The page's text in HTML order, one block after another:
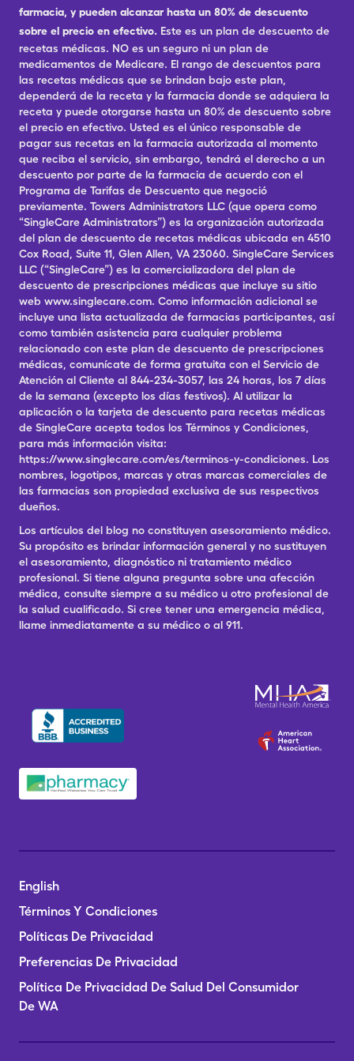
farmacia, y pueden alcanzar hasta un 80% de descuento
sobre el precio en efectivo. Este es un plan de descuento de
recetas médicas. NO es un seguro ni un plan de
medicamentos de Medicare. El rango de descuentos para
las recetas médicas que se brindan bajo este plan,
dependerá de la receta y la farmacia donde se adquiera la
receta y puede otorgarse hasta un 80% de descuento sobre
el precio en efectivo. Usted es el único responsable de
pagar sus recetas en la farmacia autorizada al momento
que reciba el servicio, sin embargo, tendrá el derecho a un
descuento por parte de la farmacia de acuerdo con el
Programa de Tarifas de Descuento que negoció
previamente. Towers Administrators LLC (que opera como
“SingleCare Administrators”) es la organización autorizada
del plan de descuento de recetas médicas ubicada en 4510
Cox Road, Suite 11, Glen Allen, VA 23060. SingleCare Services
LLC (“SingleCare”) es la comercializadora del plan de
descuento de prescripciones médicas que incluye su sitio
web www.singlecare.com. Como información adicional se
incluye una lista actualizada de farmacias participantes, así
como también asistencia para cualquier problema
relacionado con este plan de descuento de prescripciones
médicas, comunícate de forma gratuita con el Servicio de
Atención al Cliente al 844-234-3057, las 24 horas, los 7 días
de la semana (excepto los días festivos). Al utilizar la
aplicación o la tarjeta de descuento para recetas médicas
de SingleCare acepta todos los Términos y Condiciones,
para más información visita:
https://www.singlecare.com/es/terminos-y-condiciones. Los
nombres, logotipos, marcas y otras marcas comerciales de
las farmacias son propiedad exclusiva de sus respectivos
dueños.
Los artículos del blog no constituyen asesoramiento médico.
Su propósito es brindar información general y no sustituyen
el asesoramiento, diagnóstico ni tratamiento médico
profesional. Si tiene alguna pregunta sobre una afección
médica, consulte siempre a su médico u otro profesional de
la salud cualificado. Si cree tener una emergencia médica,
llame inmediatamente a su médico o al 911.
English
Términos Y Condiciones
Políticas De Privacidad
Preferencias De Privacidad
Política De Privacidad De Salud Del Consumidor
De WA